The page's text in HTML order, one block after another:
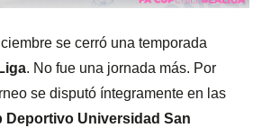
se cerró una temporada
. No fue una jornada más. Por
se disputó íntegramente en las
Deportivo Universidad San